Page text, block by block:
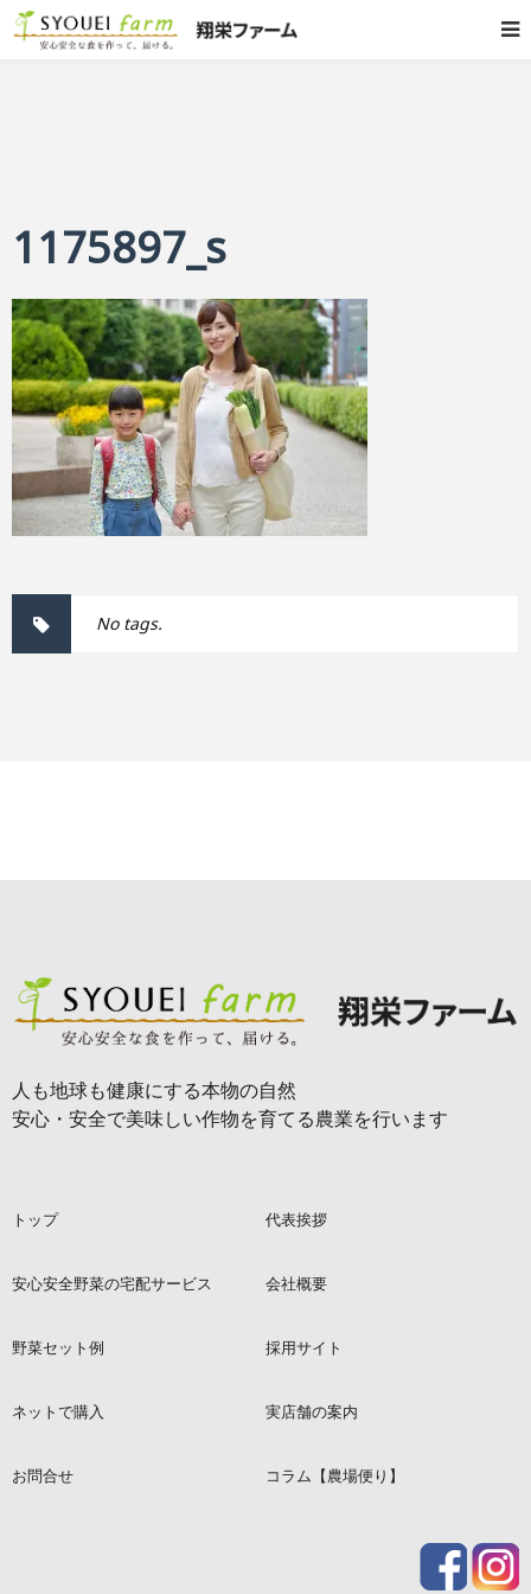
1175897_s
No tags.
人も地球も健康にする本物の自然
安心・安全で美味しい作物を育てる農業を行います
トップ 代表挨拶
安心安全野菜の宅配サービス 会社概要
野菜セット例 採用サイト
ネットで購入 実店舗の案内
お問合せ コラム【農場便り】